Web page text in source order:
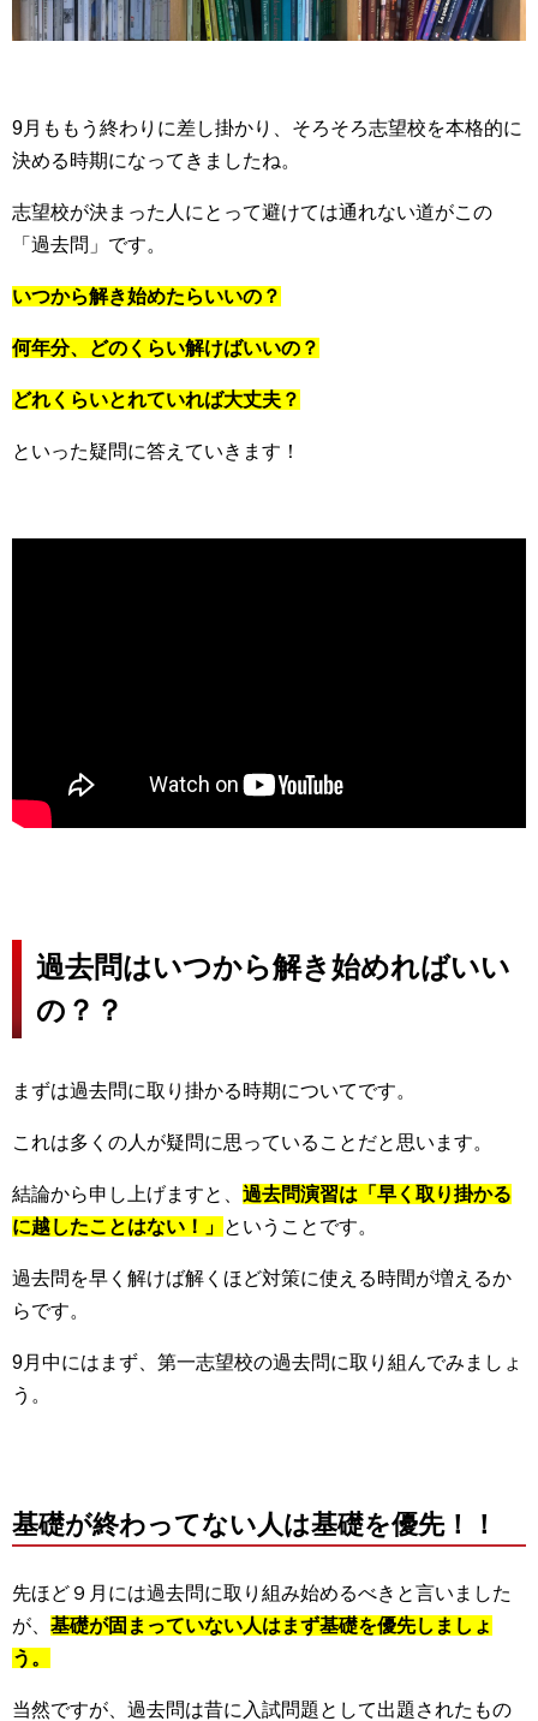
9月ももう終わりに差し掛かり、そろそろ志望校を本格的に
決める時期になってきましたね。
志望校が決まった人にとって避けては通れない道がこの
「過去問」です。
いつから解き始めたらいいの？
何年分、どのくらい解けばいいの？
どれくらいとれていれば大丈夫？
といった疑問に答えていきます！
過去問はいつから解き始めればいい
の？？
まずは過去問に取り掛かる時期についてです。
これは多くの人が疑問に思っていることだと思います。
結論から申し上げますと、 過去問演習は「早く取り掛かる
に越したことはない！」 ということです。
過去問を早く解けば解くほど対策に使える時間が増えるか
らです。
9月中にはまず、第一志望校の過去問に取り組んでみましょ
う。
基礎が終わってない人は基礎を優先！！
先ほど９月には過去問に取り組み始めるべきと言いました
が、 基礎が固まっていない人はまず基礎を優先しましょ
う。
当然ですが、過去問は昔に入試問題として出題されたもの